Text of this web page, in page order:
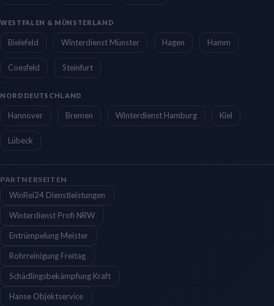
WESTFALEN & MÜNSTERLAND
Bielefeld Winterdienst Münster Hagen Hamm
Coesfeld Steinfurt
NORDDEUTSCHLAND
Hannover Bremen Winterdienst Hamburg Kiel
Lübeck
PARTNERSEITEN
WinRei24 Dienstleistungen
Winterdienst Profi NRW
Entrümpelung Meister
Rohrreinigung Freitag
Schädlingsbekämpfung Kraft
Hanse Objektservice